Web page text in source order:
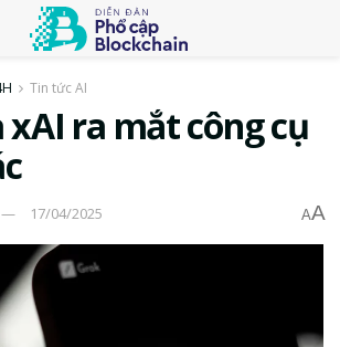
Tin tức AI
xAI ra mắt công cụ
17/04/2025 AA